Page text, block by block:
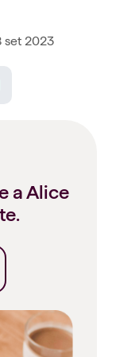
set 2023
a Alice